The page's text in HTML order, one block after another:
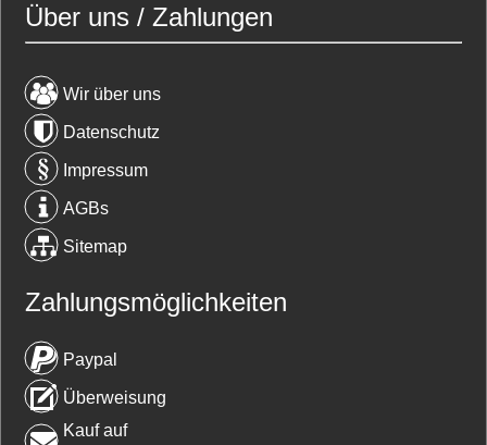
Über uns / Zahlungen
Wir über uns
Datenschutz
Impressum
AGBs
Sitemap
Zahlungsmöglichkeiten
Paypal
Überweisung
Kauf auf